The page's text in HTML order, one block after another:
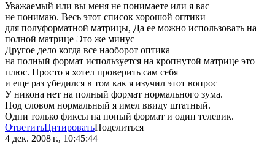
Уважаемый или вы меня не понимаете или я вас
не понимаю. Весь этот список хорошой оптики
для полуформатной матрицы, Да ее можно использовать на
полной матрице Это же минус
Другое дело когда все наоборот оптика
на полный формат используется на кропнутой матрице это
плюс. Просто я хотел проверить сам себя
и еще раз убедился в том как я изучил этот вопрос
У никона нет на полный формат нормального зума.
Под словом нормальный я имел ввиду штатный.
Одни только фиксы на поный формат и один телевик.
ОтветитьЦитироватьПоделиться
4 дек. 2008 г., 10:45:44